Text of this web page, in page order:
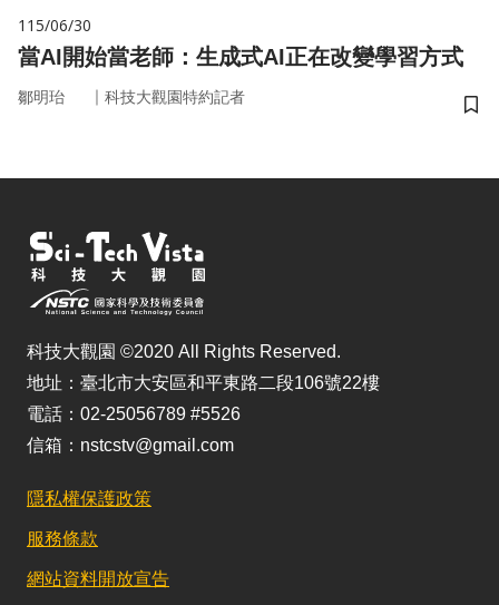
115/06/30
當AI開始當老師：生成式AI正在改變學習方式
鄒明珆 ｜ 科技大觀園特約記者
儲
科技大觀園 ©2020 All Rights Reserved.
地址：臺北市大安區和平東路二段106號22樓
電話：02-25056789 #5526
信箱：nstcstv@gmail.com
隱私權保護政策
服務條款
網站資料開放宣告